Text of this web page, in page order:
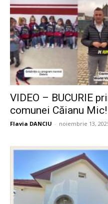
VIDEO – BUCURIE
comunei Căianu
Flavia DANCIU - noiembrie 13,